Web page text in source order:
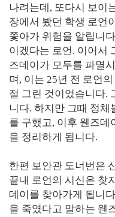
나려는데, 또다시 보이
장에서 봤던 학생 로언
쫓아가 위험을 알립니
이겠다는 로언. 이어서
즈데이가 모두를 파멸
며, 이는 25년 전 로언
절 그린 것이었습니다.
니다. 하지만 그때 정체
를 구했고, 이후 웬즈
을 정리하게 됩니다.
한편 보안관 도너번은
끝내 로언의 시신은 찾
데이를 찾아가게 됩니
을 죽였다고 말하는 웬